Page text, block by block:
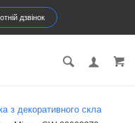
дзвінок
з декоративного скла